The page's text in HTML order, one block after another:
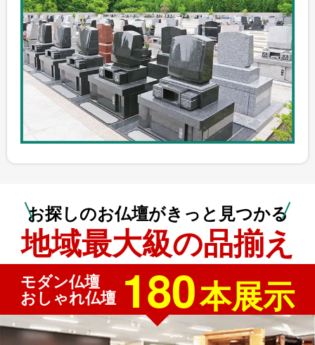
お探しのお仏壇がきっと見つかる
地域最大級の品揃え
モダン仏壇
おしゃれ仏壇 180本展示